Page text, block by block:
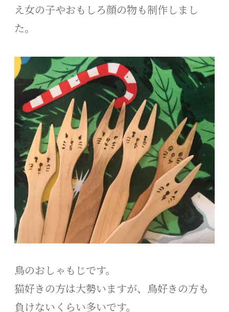
え女の子やおもしろ顔の物も制作しまし
た。
鳥のおしゃもじです。
猫好きの方は大勢いますが、鳥好きの方も
負けないくらい多いです。